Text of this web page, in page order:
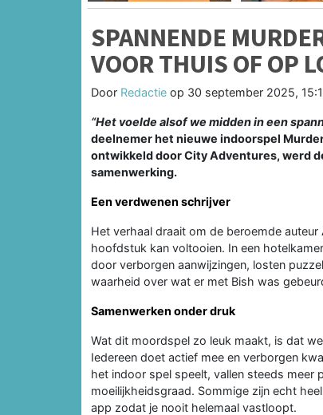
SPANNENDE
VOOR THUIS OF OP
Door Redactie op 30 september 2025,
“Het voelde alsof we midden in een
deelnemer het nieuwe indoorspel
ontwikkeld door City Adventures, werd
samenwerking.
Een verdwenen schrijver
Het verhaal draait om de beroemde
hoofdstuk kan voltooien. In een
door verborgen aanwijzingen, losten
waarheid over wat er met Bish was
Samenwerken onder druk
Wat dit moordspel zo leuk maakt, is dat
Iedereen doet actief mee en verborgen
het indoor spel speelt, vallen steeds meer
moeilijkheidsgraad. Sommige zijn echt
app zodat je nooit helemaal vastloopt.